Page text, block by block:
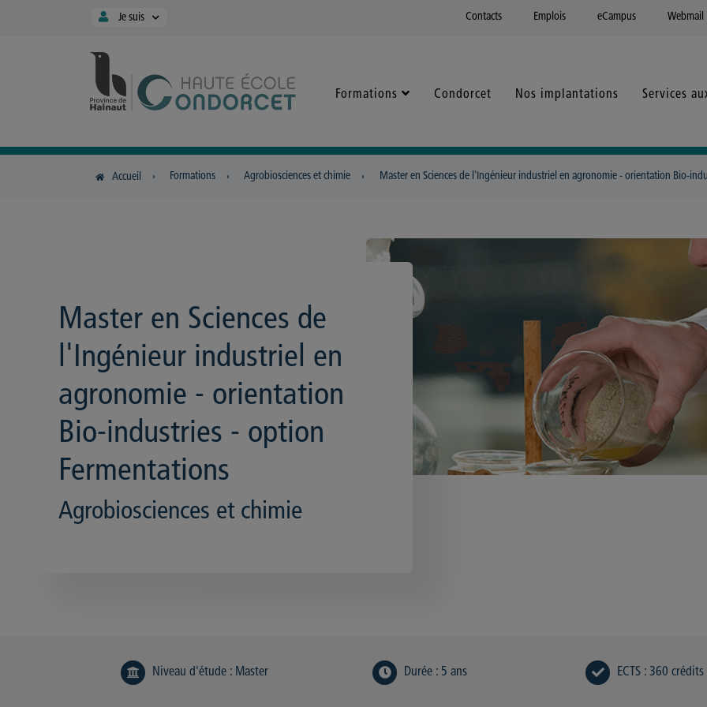
Panneau de gestion des cookies
Je suis Contacts Emplois eCampus Webmail
Formations Condorcet Nos implantations Services
Accueil Formations Agrobiosciences et chimie Master en Sciences de l'Ingénieur industriel en agronomie - orientation Bio-
Master en Sciences de
l'Ingénieur industriel en
agronomie - orientation
Bio-industries - option
Fermentations
Agrobiosciences et chimie
Niveau d'étude : Master Durée: 5 ans ECTS: 360 crédits